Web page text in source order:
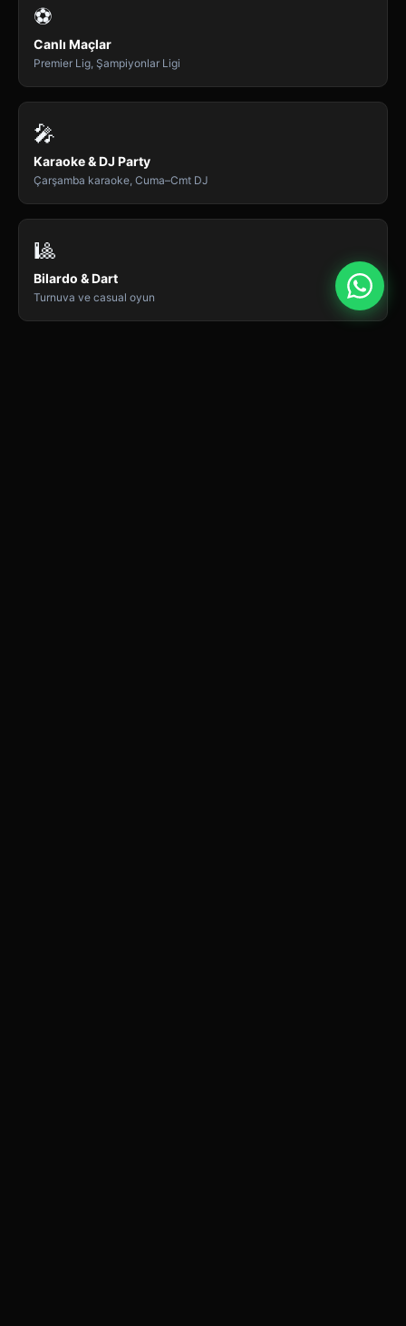
⚽
Canlı Maçlar
Premier Lig, Şampiyonlar Ligi
🎤
Karaoke & DJ Party
Çarşamba karaoke, Cuma–Cmt DJ
🎱
Bilardo & Dart
Turnuva ve casual oyun